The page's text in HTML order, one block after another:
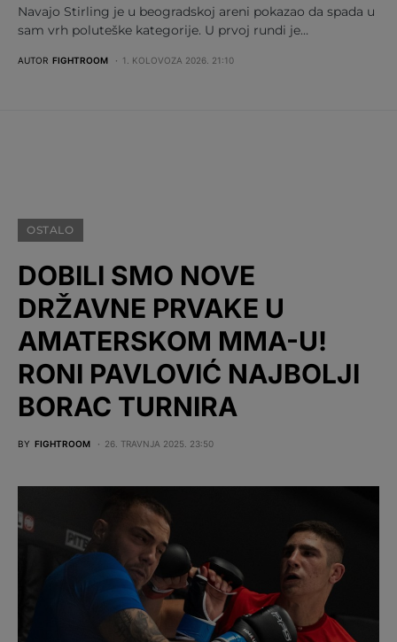
Navajo Stirling je u beogradskoj areni pokazao da spada u
sam vrh poluteške kategorije. U prvoj rundi je…
AUTOR FIGHTROOM 1. KOLOVOZA 2026. 21:10
OSTALO
DOBILI SMO NOVE
DRŽAVNE PRVAKE U
AMATERSKOM MMA-U!
RONI PAVLOVIĆ NAJBOLJI
BORAC TURNIRA
BY FIGHTROOM 26. TRAVNJA 2025. 23:50